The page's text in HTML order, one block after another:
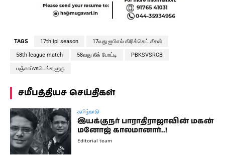
TAGS 17th ipl season 17வது ஐபிஎல் கிரிக்கெட் சீசன்
58th league match 58வது லீக் போட்டி PBKSVSRCB
பஞ்சாப்vsபெங்களூரு
சமீபத்தியச செய்திகள்
தமிழ்நாடு
இயக்குநர் பாராதிராஜாவின் மகன்
மனோஜ் காலமானார்..!
Editorial team